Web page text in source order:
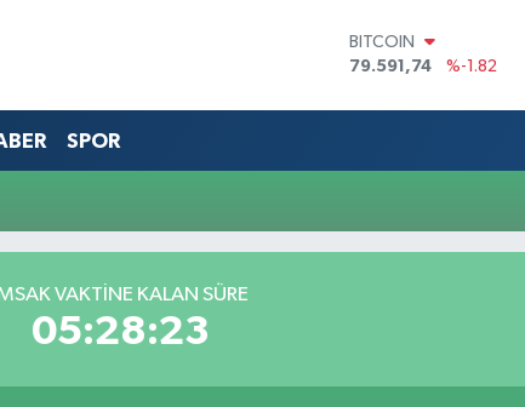
BITCOIN
79.591,74
%-1.82
45,43620
%0.02
G.ALTIN
SPOR
VAKTİNE KALAN SÜRE
05:28:23